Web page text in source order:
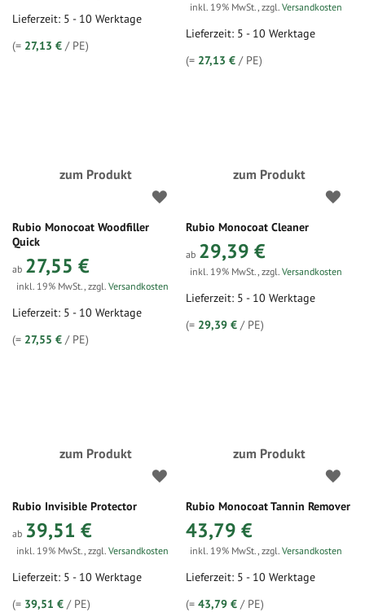
Lieferzeit: 5 - 10 Werktage
(= 27,13 € / PE)
inkl. 19% MwSt.,zzgl.Versandkosten
Lieferzeit: 5 - 10 Werktage
(= 27,13 € / PE)
zum Produkt
Rubio Monocoat Woodfiller
Quick
ab 27,55 €
inkl. 19% MwSt., zzgl. Versandkosten
Lieferzeit: 5 - 10 Werktage
(= 27,55 € / PE)
zum Produkt
Rubio Monocoat Cleaner
ab 29,39 €
inkl. 19% MwSt.,zzgl.Versandkosten
Lieferzeit: 5 - 10 Werktage
(= 29,39 € / PE)
zum Produkt
Rubio Invisible Protector
ab 39,51 €
inkl. 19% MwSt., zzgl. Versandkosten
Lieferzeit: 5 - 10 Werktage
(= 39,51 € / PE)
zum Produkt
Rubio Monocoat Tannin Remover
43,79 €
inkl. 19% MwSt.,zzgl.Versandkosten
Lieferzeit: 5 - 10 Werktage
(=43,79 € / PE)